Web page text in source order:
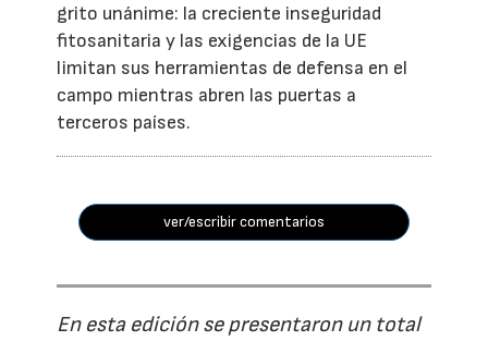
grito unánime: la creciente inseguridad
fitosanitaria y las exigencias de la UE
limitan sus herramientas de defensa en el
campo mientras abren las puertas a
terceros países.
ver/escribir comentarios
En esta edición se presentaron un total